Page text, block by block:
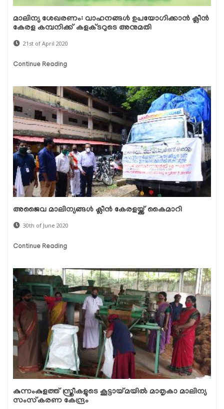
മാലിന്യ ശേഖരണം: വാഹനങ്ങള്‍ ഉപയോഗിക്കാന്‍ ക്ലീന്‍
കേരള കമ്പനിക്ക് കളക്ടറുടെ അനുമതി
21st of April 2020
Continue Reading
അജൈവ മാലിന്യങ്ങള്‍ ക്ലീന്‍ കേരളയ്ക്ക് കൈമാറി
30th of June 2020
Continue Reading
കുന്നംകുളത്ത് സ്ത്രീകളുടെ കൂട്ടായ്മയില്‍ മാതൃകാ മാലിന്യ
സംസ്‌കരണ കേന്ദ്രം